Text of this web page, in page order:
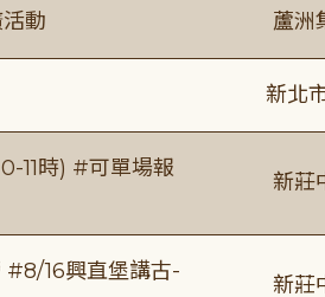
動 蘆洲
新北
11時) #可單場報
新莊
#8/16興直堡講古-
新莊